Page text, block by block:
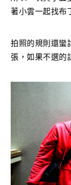
著小雲一起找布
拍照的規則還蠻
張，如果不選的